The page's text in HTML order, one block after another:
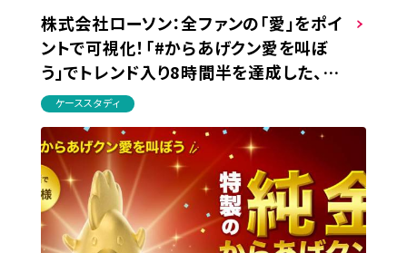
株式会社ローソン：全ファンの「愛」をポイ
ントで可視化！「#からあげクン愛を叫ぼ
う」でトレンド入り8時間半を達成した、フ
ァンの熱量を高めるエンゲージポイント
施策
ケーススタディ